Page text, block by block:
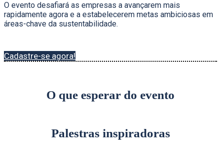
O evento desafiará as empresas a avançarem mais
rapidamente agora e a estabelecerem metas ambiciosas em
áreas-chave da sustentabilidade.
Cadastre-se agora!
O que esperar do evento
Palestras inspiradoras